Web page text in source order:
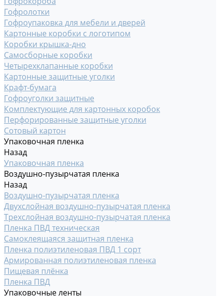
Гофролотки
Гофроупаковка для мебели и дверей
Картонные коробки с логотипом
Коробки крышка-дно
Самосборные коробки
Четырехклапанные коробки
Картонные защитные уголки
Крафт-бумага
Гофроуголки защитные
Комплектующие для картонных коробок
Перфорированные защитные уголки
Сотовый картон
Упаковочная пленка
Назад
Упаковочная пленка
Воздушно-пузырчатая пленка
Назад
Воздушно-пузырчатая пленка
Двухслойная воздушно-пузырчатая пленка
Трехслойная воздушно-пузырчатая пленка
Пленка ПВД техническая
Самоклеящаяся защитная пленка
Пленка полиэтиленовая ПВД 1 сорт
Армированная полиэтиленовая пленка
Пищевая плёнка
Пленка ПВД
Упаковочные ленты